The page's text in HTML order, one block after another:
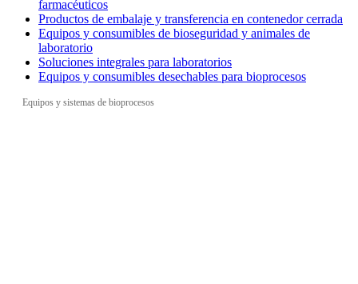
farmacéuticos
Productos de embalaje y transferencia en contenedor cerrada
Equipos y consumibles de bioseguridad y animales de
laboratorio
Soluciones integrales para laboratorios
Equipos y consumibles desechables para bioprocesos
Equipos y sistemas de bioprocesos